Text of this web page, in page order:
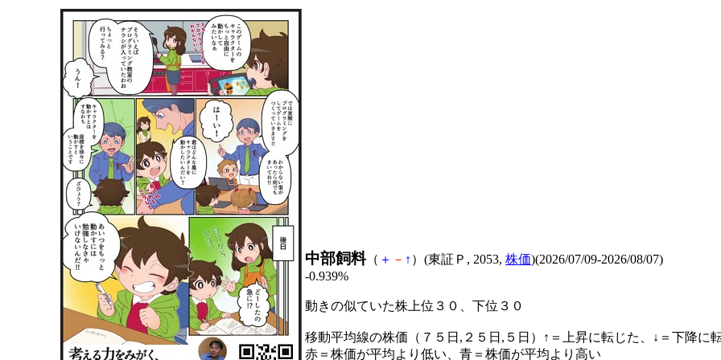
中部飼料（ ＋ － ↑ ）(東証Ｐ, 2053, 株価)(2026/07/09-2026/08/07)
-0.939%
動きの似ていた株上位３０、下位３０
移動平均線の株価（７５日,２５日,５日）↑＝上昇に転じた、↓＝下降に
赤＝株価が平均より低い、青＝株価が平均より高い